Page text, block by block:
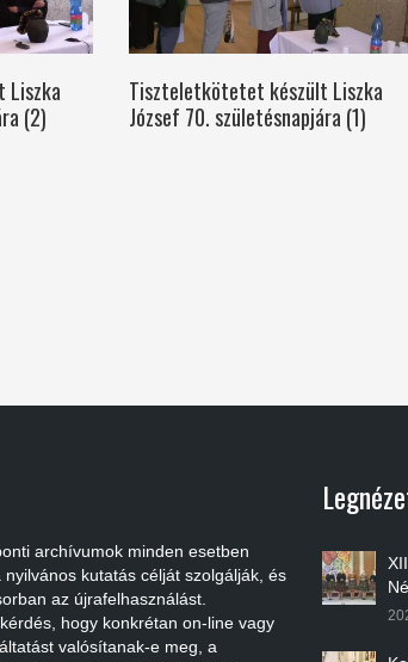
(2)
Tiszteletkötetet készült Liszka
József 70. születésnapjára (1)
archívumok minden esetben
nyilvános kutatás célját szolgálják, és
az újrafelhasználást.
hogy konkrétan on-line vagy
valósítanak-e meg, a